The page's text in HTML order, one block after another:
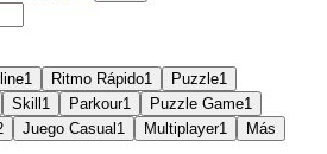
1 Ritmo Rápido1 Puzzle1
Skill 1 Parkour1 Puzzle Game1
Juego Casual 1 Multiplayer1 Más